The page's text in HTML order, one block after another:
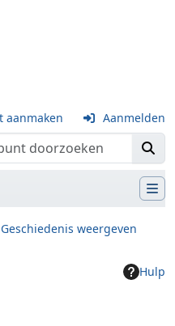
aanmaken Aanmelden
Geschiedenis weergeven
Hulp